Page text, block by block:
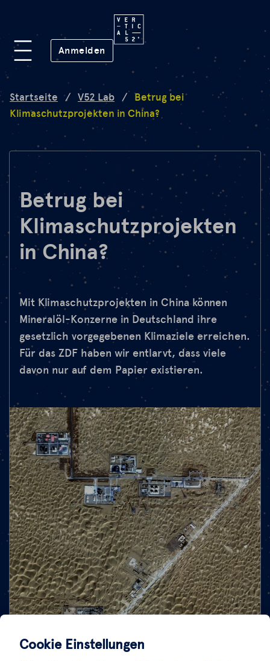
Anmelden (öffnet in neuem Fenster)
Plattform
Lab
Mission
FAQ
de en
Startseite / V52 Lab / Betrug bei
Klimaschutzprojekten in China?
Betrug bei
Klimaschutzprojekten
in China?
Mit Klimaschutzprojekten in China können
Mineralöl-Konzerne in Deutschland ihre
gesetzlich vorgegebenen Klimaziele erreichen.
Für das ZDF haben wir entlarvt, dass viele
davon nur auf dem Papier existieren.
Cookie Einstellungen